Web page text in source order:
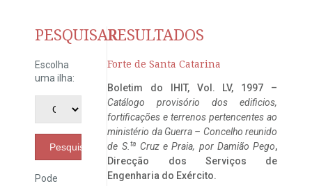
PESQUISAR
Escolha
uma ilha:
Pesquisar
Pode
RESULTADOS
Forte de Santa Catarina
Boletim do IHIT, Vol. LV, 1997 –
Catálogo provisório dos edificios,
fortificações e terrenos pertencentes ao
ministério da Guerra – Concelho reunido
de S. ta Cruz e Praia, por Damião Pego,
Direcção dos Serviços de
Engenharia do Exército.